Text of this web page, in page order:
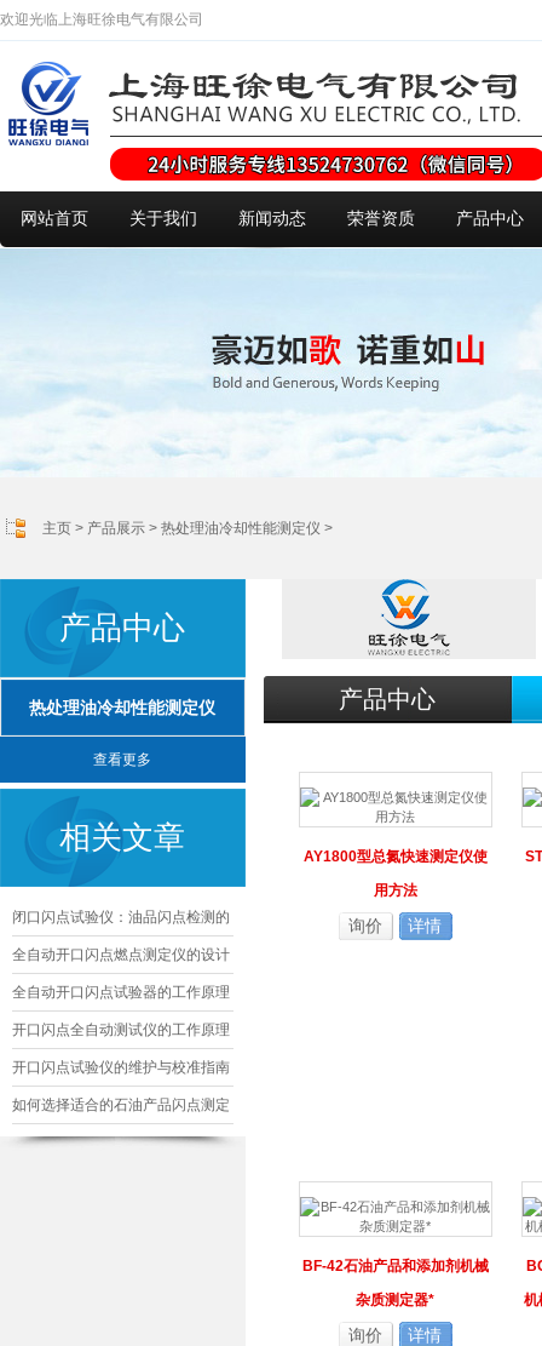
欢迎光临上海旺徐电气有限公司
网站首页 关于我们 新闻动态 荣誉资质 产品中心
主页 > 产品展示 > 热处理油冷却性能测定仪 >
产品中心
热处理油冷却性能测定仪
查看更多
相关文章
闭口闪点试验仪：油品闪点检测的
核心精准工具
全自动开口闪点燃点测定仪的设计
与优化
全自动开口闪点试验器的工作原理
及其应用
开口闪点全自动测试仪的工作原理
及应用
开口闪点试验仪的维护与校准指南
如何选择适合的石油产品闪点测定
仪
产品中心
AY1800型总氮快速测定仪使
用方法
询价 详情
BF-42石油产品和添加剂机械
杂质测定器*
询价 详情
机